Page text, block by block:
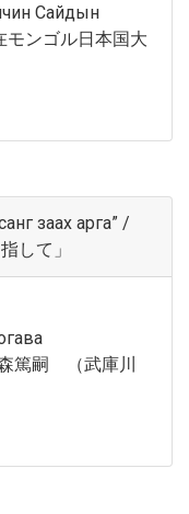
Сайдын
ンゴル日本国大
заах арга” /
して」
篤嗣 （武庫川